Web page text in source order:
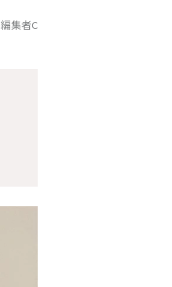
編集者C